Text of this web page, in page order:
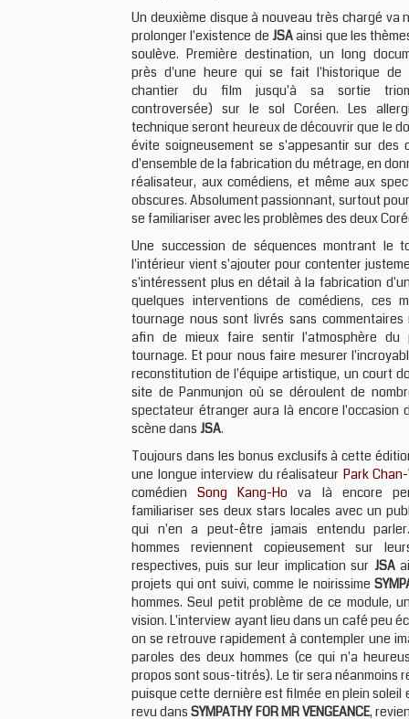
Un deuxième disque à nouveau très chargé va
prolonger l'existence de JSAainsi que les
soulève. Première destination, un long
près d'une heure qui se fait l'historique de
chantier du film jusqu'à sa sortie
controversée) sur le sol Coréen. Les
technique seront heureux de découvrir que le
évite soigneusement se s'appesantir sur
d'ensemble de la fabrication du métrage, en
réalisateur, aux comédiens, et même aux
obscures. Absolument passionnant, surtout
se familiariser avec les problèmes des deux
Une succession de séquences montrant le
l'intérieur vient s'ajouter pour contenter
s'intéressent plus en détail à la fabrication
quelques interventions de comédiens, ces
tournage nous sont livrés sans commentaires
afin de mieux faire sentir l'atmosphère du
tournage. Et pour nous faire mesurer
reconstitution de l'équipe artistique, un court
site de Panmunjon où se déroulent de
spectateur étranger aura là encore l'occasion
scène dans JSA.
Toujours dans les bonus exclusifs à cette
une longue interview du réalisateur Park
comédienSong Kang-Ho va là encore
familiariser ses deux stars locales avec un
qui n'en a peut-être jamais entendu
hommes reviennent copieusement sur
respectives, puis sur leur implication sur JSA
projets qui ont suivi, comme le noirissime
hommes. Seul petit problème de ce module,
vision. L'interview ayant lieu dans un café peu
on se retrouve rapidement à contempler une
paroles des deux hommes (ce qui n'a
propos sont sous-titrés). Le tir sera
puisque cette dernière est filmée en plein soleil
revu dansSYMPATHY FOR MR VENGEANCE,